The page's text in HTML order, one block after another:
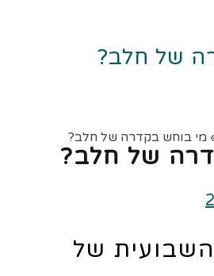
של חלב?
מי בוחש בקדרה של חלב?
של חלב?
של